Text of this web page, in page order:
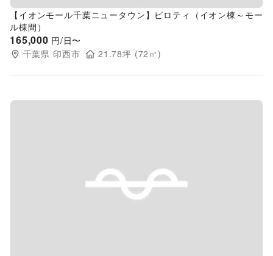
【イオンモール千葉ニュータウン】ピロティ（イオン棟～モー
ル棟間）
165,000 円/日〜
千葉県 印西市 21.78坪 (72 ㎡)
Previous slide